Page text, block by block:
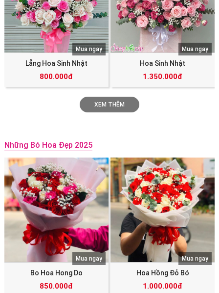
Lẵng Hoa Sinh Nhật
800.000đ
Mua ngay
Hoa Sinh Nhật
1.350.000đ
Mua ngay
XEM THÊM
Những Bó Hoa Đẹp 2025
Bo Hoa Hong Do
850.000đ
Mua ngay
Hoa Hồng Đỏ Bó
1.000.000đ
Mua ngay